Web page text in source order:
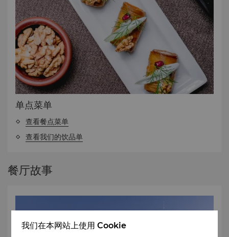
单点菜单
查看餐点菜单
查看我们的饮品单
餐厅故事
我们在本网站上使用 Cookie